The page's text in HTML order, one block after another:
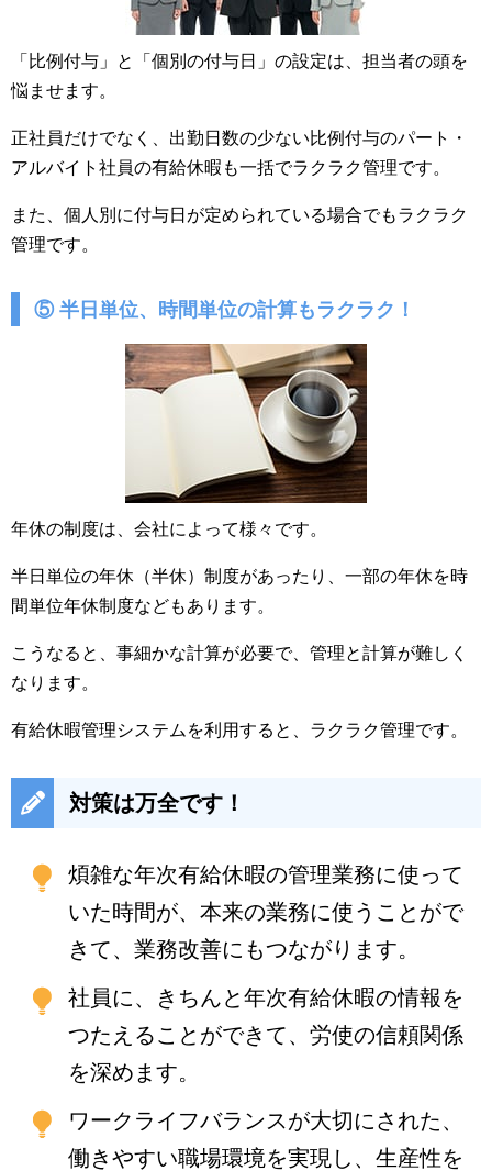
「比例付与」と「個別の付与日」の設定は、担当者の頭を
悩ませます。
正社員だけでなく、出勤日数の少ない比例付与のパート・
アルバイト社員の有給休暇も一括でラクラク管理です。
また、個人別に付与日が定められている場合でもラクラク
管理です。
⑤ 半日単位、時間単位の計算もラクラク！
年休の制度は、会社によって様々です。
半日単位の年休（半休）制度があったり、一部の年休を時
間単位年休制度などもあります。
こうなると、事細かな計算が必要で、管理と計算が難しく
なります。
有給休暇管理システムを利用すると、ラクラク管理です。
対策は万全です！
煩雑な年次有給休暇の管理業務に使って
いた時間が、本来の業務に使うことがで
きて、業務改善にもつながります。
社員に、きちんと年次有給休暇の情報を
つたえることができて、労使の信頼関係
を深めます。
ワークライフバランスが大切にされた、
働きやすい職場環境を実現し、生産性を